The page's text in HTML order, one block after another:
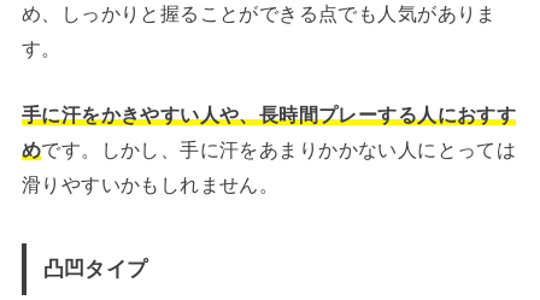
め、しっかりと握ることができる点でも人気がありま
す。
手に汗をかきやすい人や、長時間プレーする人におすす
めです。しかし、手に汗をあまりかかない人にとっては
滑りやすいかもしれません。
凸凹タイプ